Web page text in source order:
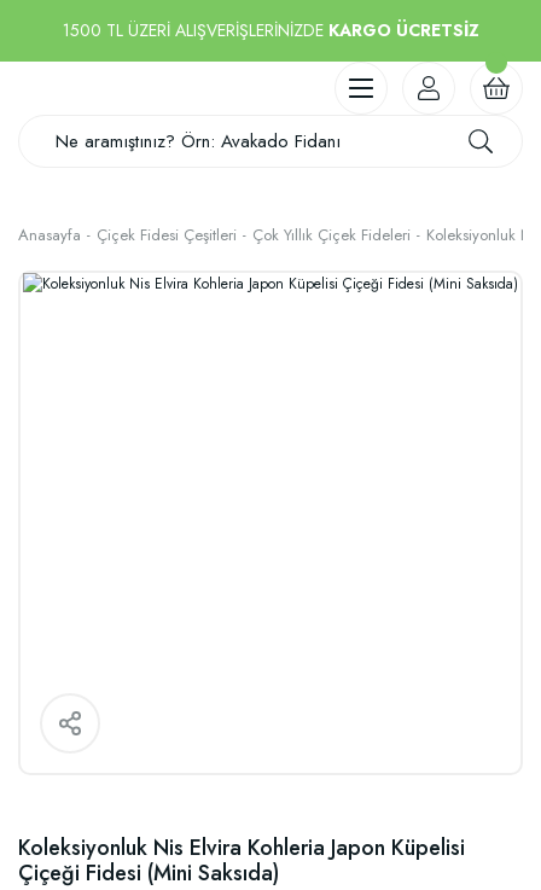
1500 TL ÜZERİ ALIŞVERİŞLERİNİZDE KARGO ÜCRETSİZ
Anasayfa Çiçek Fidesi Çeşitleri Çok Yıllık Çiçek Fideleri Koleksiyonluk
Koleksiyonluk Nis Elvira Kohleria Japon Küpelisi
Çiçeği Fidesi (Mini Saksıda)